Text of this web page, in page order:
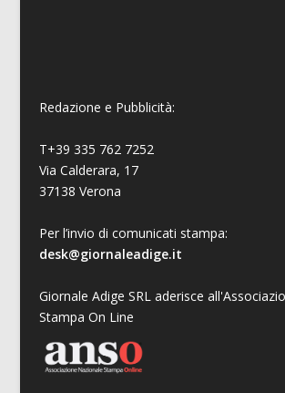
Redazione e Pubblicità:
T+39 335 762 7252
Via Calderara, 17
37138 Verona
Per l’invio di comunicati stampa:
desk@giornaleadige.it
Giornale Adige SRL aderisce
Stampa On Line